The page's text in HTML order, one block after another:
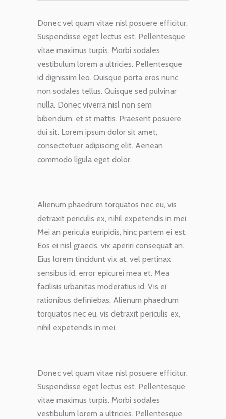
Donec vel quam vitae nisl posuere efficitur.
Suspendisse eget lectus est. Pellentesque
vitae maximus turpis. Morbi sodales
vestibulum lorem a ultricies. Pellentesque
id dignissim leo. Quisque porta eros nunc,
non sodales tellus. Quisque sed pulvinar
nulla. Donec viverra nisl non sem
bibendum, et st mattis. Praesent posuere
dui sit. Lorem ipsum dolor sit amet,
consectetuer adipiscing elit. Aenean
commodo ligula eget dolor.
Alienum phaedrum torquatos nec eu, vis
detraxit periculis ex, nihil expetendis in mei.
Mei an pericula euripidis, hinc partem ei est.
Eos ei nisl graecis, vix aperiri consequat an.
Eius lorem tincidunt vix at, vel pertinax
sensibus id, error epicurei mea et. Mea
facilisis urbanitas moderatius id. Vis ei
rationibus definiebas. Alienum phaedrum
torquatos nec eu, vis detraxit periculis ex,
nihil expetendis in mei.
Donec vel quam vitae nisl posuere efficitur.
Suspendisse eget lectus est. Pellentesque
vitae maximus turpis. Morbi sodales
vestibulum lorem a ultricies. Pellentesque